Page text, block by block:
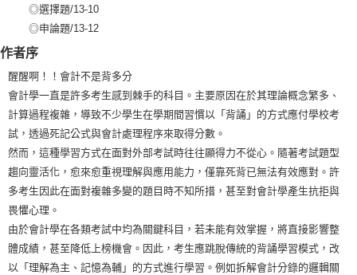
◎選擇題/13-10
◎申論題/13-12
作者序
醒醒啊！！會計不是背多分
會計學一直是許多考生感到棘手的科目。主要原因在於其理論概念繁多、
計算過程複雜，導致不少學生在學期間習慣以「背誦」的方式應付學校考
試，透過死記公式與會計處理程序來取得分數。
然而，這種學習方式在面對外部考試時往往顯得力不從心。隨著考試題型
趨向靈活化，愈來愈重視理解與應用能力，僅靠死背已無法有效應對。許
多考生因此在面對複雜多變的題目時不知所措，甚至對會計學產生抗拒與
畏懼心理。
由於會計學在各類考試中均為關鍵科目，若未能有效掌握，將直接影響整
體成績，甚至降低上榜機會。因此，考生應跳脫傳統的背誦學習模式，改
以「理解為主、記憶為輔」的方式進行學習。例如拆解會計分錄的邏輯關